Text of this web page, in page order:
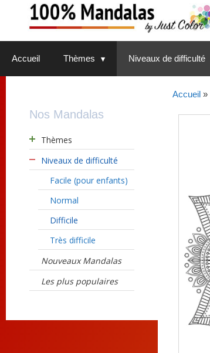
Accueil Thèmes Niveaux de difficulté
Accueil»
Nos Mandalas
Thèmes
Niveaux de difficulté
Facile (pour enfants)
Normal
Difficile
Très difficile
Nouveaux Mandalas
Les plus populaires